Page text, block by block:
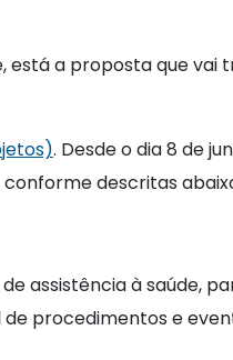
está a proposta que vai
. Desde o dia 8 de
descritas
assistência à saúde,
procedimentos e